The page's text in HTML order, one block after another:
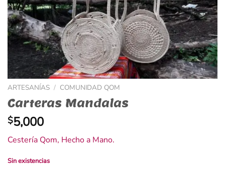
ARTESANÍAS / COMUNIDAD QOM
Carteras Mandalas
$5,000
Cestería Qom, Hecho a Mano.
Sin existencias